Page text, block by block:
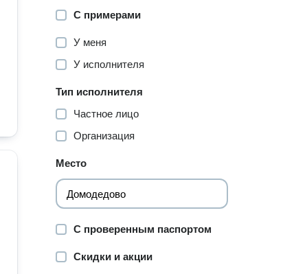
С примерами
У меня
У исполнителя
Тип исполнителя
Частное лицо
Организация
Место
С проверенным паспортом
Скидки и акции